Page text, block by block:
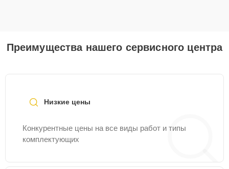
Преимущества нашего сервисного центра
Низкие цены
Конкурентные цены на все виды работ и типы
комплектующих